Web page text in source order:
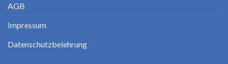
AGB
Impressum
Datenschutzbelehrung